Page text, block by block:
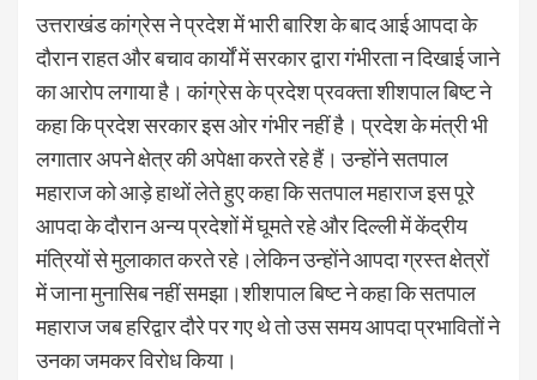
उत्तराखंड कांग्रेस ने प्रदेश में भारी बारिश के बाद आई आपदा के
दौरान राहत और बचाव कार्यों में सरकार द्वारा गंभीरता न दिखाई जाने
का आरोप लगाया है। कांग्रेस के प्रदेश प्रवक्ता शीशपाल बिष्ट ने
कहा कि प्रदेश सरकार इस ओर गंभीर नहीं है। प्रदेश के मंत्री भी
लगातार अपने क्षेत्र की अपेक्षा करते रहे हैं। उन्होंने सतपाल
महाराज को आड़े हाथों लेते हुए कहा कि सतपाल महाराज इस पूरे
आपदा के दौरान अन्य प्रदेशों में घूमते रहे और दिल्ली में केंद्रीय
मंत्रियों से मुलाकात करते रहे।लेकिन उन्होंने आपदा ग्रस्त क्षेत्रों
में जाना मुनासिब नहीं समझा।शीशपाल बिष्ट ने कहा कि सतपाल
महाराज जब हरिद्वार दौरे पर गए थे तो उस समय आपदा प्रभावितों ने
उनका जमकर विरोध किया।